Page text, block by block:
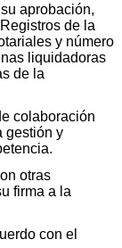
aprobación,
de la
y número
liquidadoras
de la
colaboración
gestión y
otras
firma a la
con el